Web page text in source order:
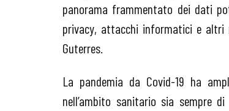
panorama frammentato dei dati
privacy, attacchi informatici e altri
Guterres.
La pandemia da Covid-19 ha
nell’ambito sanitario sia sempre